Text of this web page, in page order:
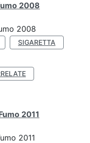
2008
2008
SIGARETTA
2011
2011